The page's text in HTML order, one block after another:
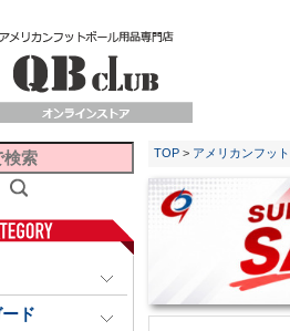
ド
TOP > アメリカンフッ